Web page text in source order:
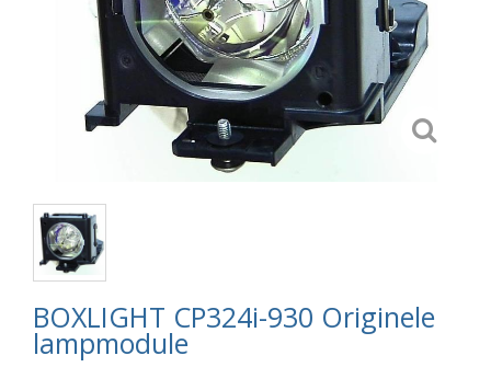
BOXLIGHT CP324i-930 Originele
lampmodule